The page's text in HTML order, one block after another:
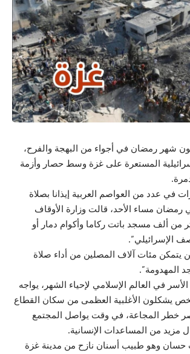
شهر رمضان في أجواء من البهجة والفرح،
المستعرة على غزة وسط حصار وأزمة
في عدد من العواصم العربية إيذانا بصلاة
رمضان مساء الأحد، قالت وزارة الأوقاف
من ألف مسجد باتت ركاما وأكوام دمار أو
الإسرائيلي”.
يتمكن مئات آلاف المصلين من أداء صلاة
المهدومة”.
في العالم الإسلامي لإحياء الشهر، يواجه
يشكلون الأغلبية العظمى من سكان القطاع
خطر المجاعة، في وقت يواصل المجتمع
مزيد من المساعدات الإنسانية.
وهو طبيب أسنان نازح من مدينة غزة